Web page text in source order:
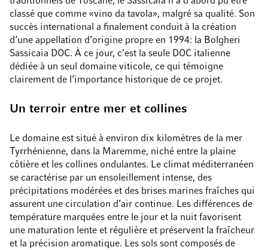
classé que comme «vino da tavola», malgré sa qualité. Son
succès international a finalement conduit à la création
d’une appellation d’origine propre en 1994: la Bolgheri
Sassicaia DOC. À ce jour, c’est la seule DOC italienne
dédiée à un seul domaine viticole, ce qui témoigne
clairement de l’importance historique de ce projet.
Un terroir entre mer et collines
Le domaine est situé à environ dix kilomètres de la mer
Tyrrhénienne, dans la Maremme, niché entre la plaine
côtière et les collines ondulantes. Le climat méditerranéen
se caractérise par un ensoleillement intense, des
précipitations modérées et des brises marines fraîches qui
assurent une circulation d’air continue. Les différences de
température marquées entre le jour et la nuit favorisent
une maturation lente et régulière et préservent la fraîcheur
et la précision aromatique. Les sols sont composés de